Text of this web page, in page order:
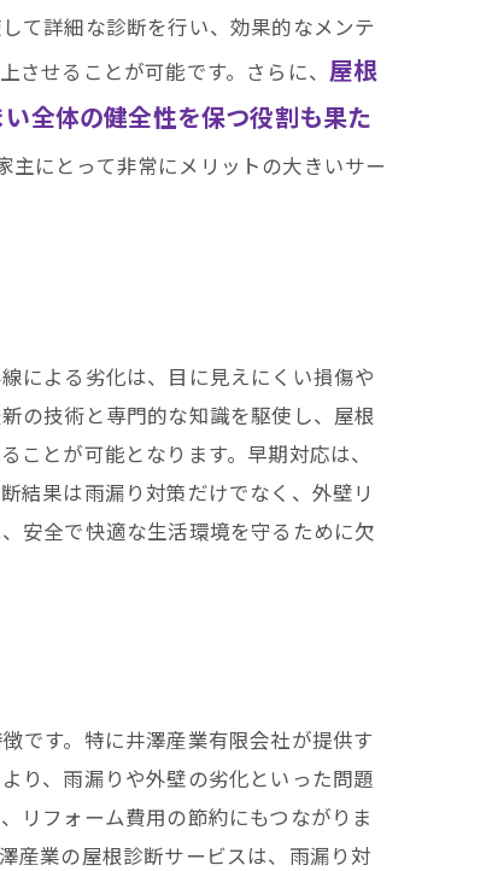
て詳細な診断を行い、効果的なメンテ
せることが可能です。さらに、 屋根
全体の健全性を保つ役割も果た
にとって非常にメリットの大きいサー
による劣化は、目に見えにくい損傷や
の技術と専門的な知識を駆使し、屋根
とが可能となります。早期対応は、
結果は雨漏り対策だけでなく、外壁リ
安全で快適な生活環境を守るために欠
です。特に井澤産業有限会社が提供す
り、雨漏りや外壁の劣化といった問題
リフォーム費用の節約にもつながりま
産業の屋根診断サービスは、雨漏り対